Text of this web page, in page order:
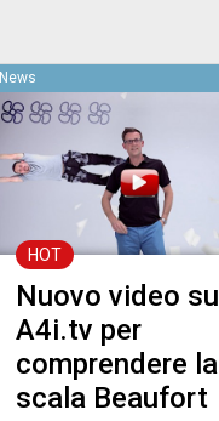
News
HOT
Nuovo video su
A4i.tv per
comprendere la
scala Beaufort